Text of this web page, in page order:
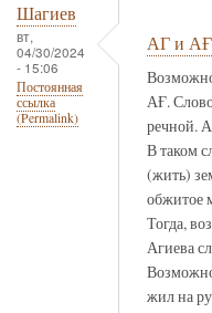
Шагиев
вт,
04/30/2024
- 15:06
Постоянная
ссылка
(Permalink)
АГ и
АҒ.
речной.
В таком
(жить)
обжитое
Тогда,
Агиева
жил на